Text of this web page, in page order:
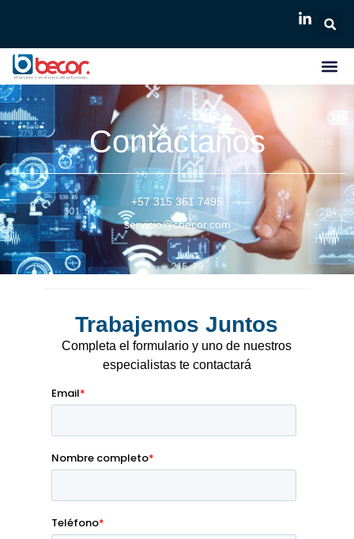
Contáctanos
+57 315 361 7495
servicio@cbecor.com
Trabajemos Juntos
Completa el formulario y uno de nuestros
especialistas te contactará